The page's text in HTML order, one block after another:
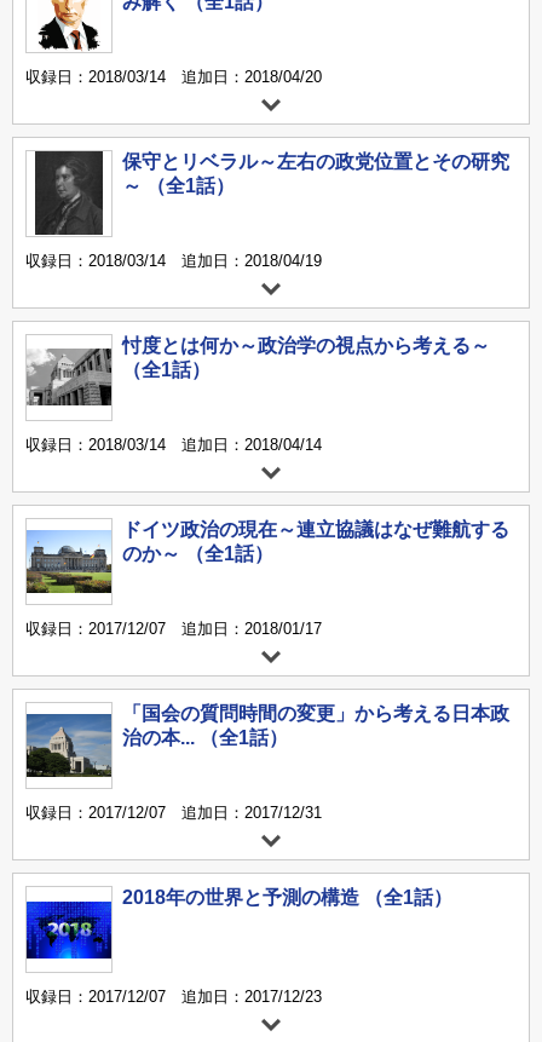
収録日：2018/03/14 追加日：2018/04/20
保守とリベラル～左右の政党位置とその研究
～ （全1話）
収録日：2018/03/14 追加日：2018/04/19
忖度とは何か～政治学の視点から考える～
（全1話）
収録日：2018/03/14 追加日：2018/04/14
ドイツ政治の現在～連立協議はなぜ難航する
のか～ （全1話）
収録日：2017/12/07 追加日：2018/01/17
「国会の質問時間の変更」から考える日本政
治の本... （全1話）
収録日：2017/12/07 追加日：2017/12/31
2018年の世界と予測の構造 （全1話）
収録日：2017/12/07 追加日：2017/12/23